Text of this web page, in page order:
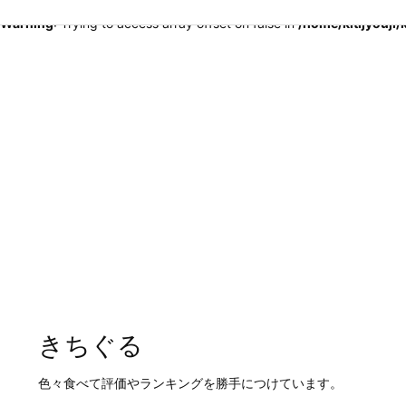
Warning: Trying to access array offset on false in/home/kitijyouji/
きちぐる
色々食べて評価やランキングを勝手につけています。